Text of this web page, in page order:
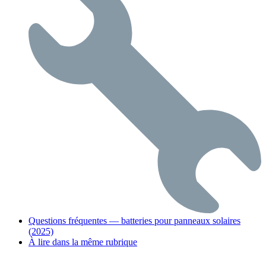
Questions fréquentes — batteries pour panneaux solaires
(2025)
À lire dans la même rubrique